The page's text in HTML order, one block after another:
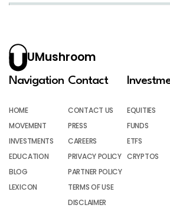
UMushroom
Navigation
HOME
MOVEMENT
INVESTMENTS
EDUCATION
BLOG
LEXICON
Contact
CONTACT US
PRESS
CAREERS
PRIVACY POLICY
PARTNER POLICY
TERMS OF USE
DISCLAIMER
EQUITIES
FUNDS
ETFS
CRYPTOS